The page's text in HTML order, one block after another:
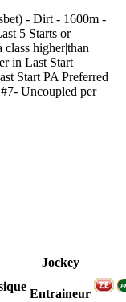
- Dirt - 1600m -
5 Starts or
higher|than
in Last Start
Start PA Preferred
Uncoupled per
Jockey
Entraineur